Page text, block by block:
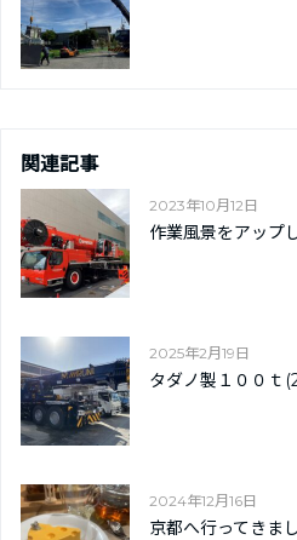
関連記事
2023年10月12日
作業風景をアップ
2025年2月19日
タダノ製１００ｔ
2024年12月16日
京都へ行ってきま